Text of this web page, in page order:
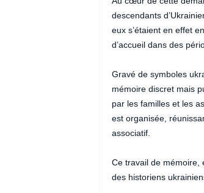
descendants
eux s’étaient en effet
d’accueil dans des
Gravé de symboles
mémoire discret mais
par les familles et les
est organisée,
associatif.
Ce travail de mémoire,
des historiens